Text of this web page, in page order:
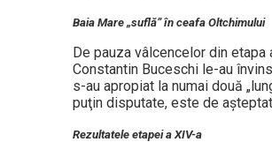
Baia Mare „suflă” în ceafa Oltchimului
De pauza vâlcencelor din
Constantin Buceschi le-au
s-au apropiat la numai două
puţin disputate, este de
Rezultatele etapei a XIV-a